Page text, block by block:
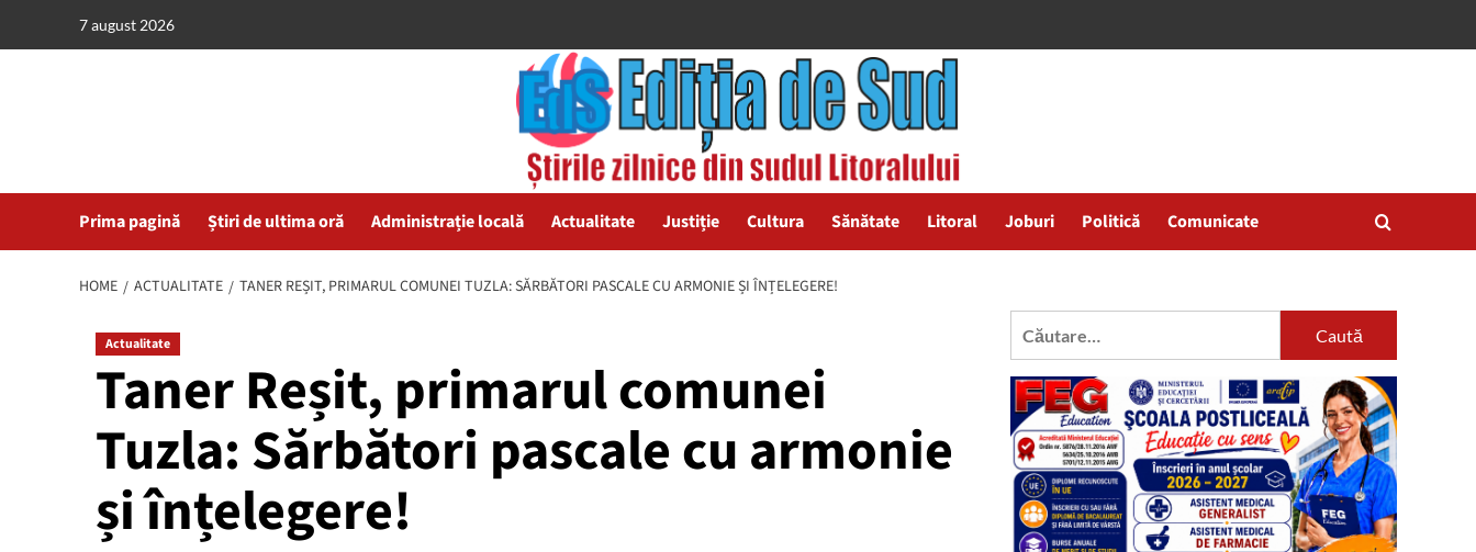
7 august 2026
Prima pagină Știri de ultima oră Administrație locală Actualitate Justiție Cultura Sănătate Litoral Joburi Politică Comunicate
HOME ACTUALITATE TANER REȘIT, PRIMARUL COMUNEI TUZLA: SĂRBĂTORI PASCALE CU ARMONIE ȘI ÎNȚELEGERE!
Actualitate
Taner Reșit, primarul comunei
Tuzla: Sărbători pascale cu armonie
și înțelegere!
Caută